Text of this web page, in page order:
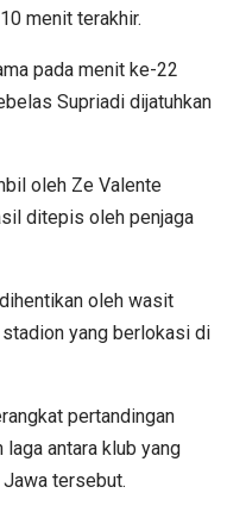
menit terakhir.
pada menit ke-22
Supriadi dijatuhkan
oleh Ze Valente
ditepis oleh penjaga
oleh wasit
yang berlokasi di
pertandingan
antara klub yang
tersebut.